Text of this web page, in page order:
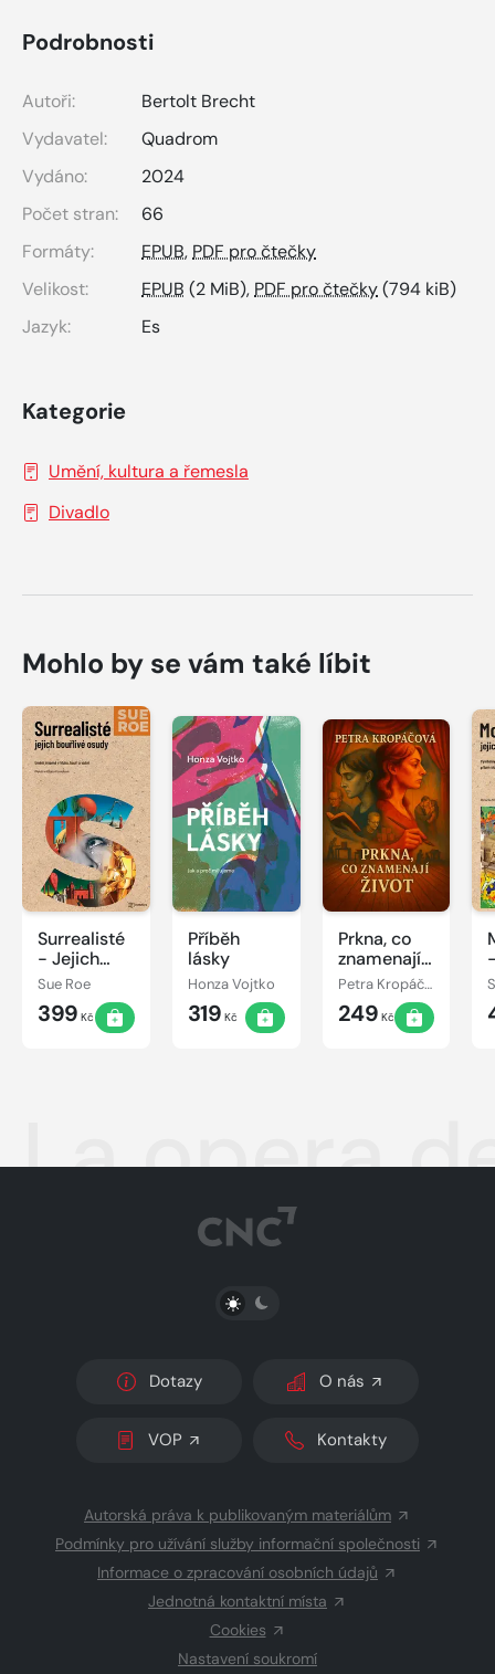
Podrobnosti
Autoři:
Bertolt Brecht
Vydavatel:
Quadrom
Vydáno:
2024
Počet stran:
66
Formáty:
EPUB,PDF pro čtečky
Velikost:
EPUB (2 MiB),PDF pro čtečky(794 kiB)
Jazyk:
Es
Kategorie
Umění, kultura a řemesla
Divadlo
Mohlo by se vám také líbit
Surrealisté
- Jejich
bouřlivé
Sue Roe
399 Kč
Příběh
lásky
Honza Vojtko
319 Kč
Prkna, co
znamenají
život
Petra Kropáčová
249 Kč
La opera
PŘEPNOUT SVĚTLÝ/TMAVÝ REŽIM
Dotazy O nás
VOP Kontakty
Autorská práva k publikovaným materiálům
Podmínky pro užívání služby informační společnosti
Informace o zpracování osobních údajů
Jednotná kontaktní místa
Cookies
Nastavení soukromí